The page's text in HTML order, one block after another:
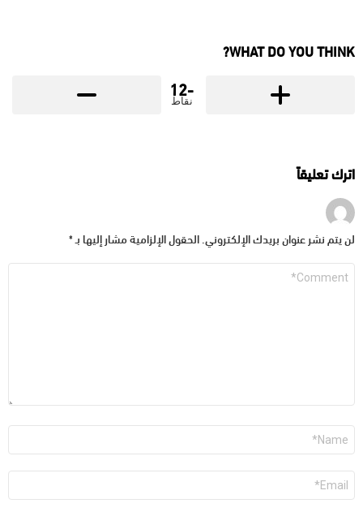
WHAT DO YOU THINK?
-12
نقاط
اترك تعليقاً
لن يتم نشر عنوان بريدك الإلكتروني.الحقول الإلزامية مشار إليها بـ*
البريد
الإلكتروني
*